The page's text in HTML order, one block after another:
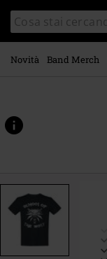
contenuto
principale
Cerca
nel
catalogo
Novità Band Merch
www.emp-
p/school-